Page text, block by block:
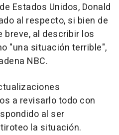
Estados Unidos, Donald
al respecto, si bien de
al describir los
"una situación terrible",
NBC.
a revisarlo todo con
al ser
la situación.